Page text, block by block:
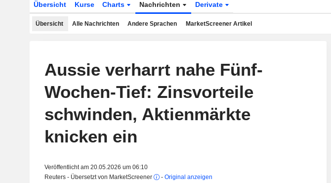
Übersicht Kurse Charts Nachrichten Derivate
Übersicht Alle Nachrichten Andere Sprachen MarketScreener Artikel
Aussie verharrt nahe Fünf-
Wochen-Tief: Zinsvorteile
schwinden, Aktienmärkte
knicken ein
Veröffentlicht am 20.05.2026 um 06:10
Reuters - Übersetzt von MarketScreener
- Original anzeigen